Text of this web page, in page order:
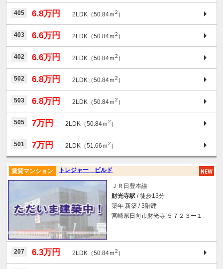
405 6.8万円 2LDK（50.84ｍ2 ）
403 6.6万円 2LDK（50.84ｍ2 ）
402 6.6万円 2LDK（50.84ｍ2 ）
502 6.8万円 2LDK（50.84ｍ2 ）
503 6.8万円 2LDK（50.84ｍ2 ）
505 7万円 2LDK（50.84ｍ2 ）
501 7万円 2LDK（51.66ｍ2 ）
トレジャー ビルド
賃貸マンション
ＪＲ日豊本線
財光寺駅 / 徒歩13分
築年 新築 / 3階建
宮崎県日向市財光寺 ５７２３ー１
207 6.3万円 2LDK（50.84ｍ2 ）